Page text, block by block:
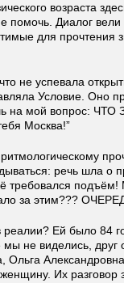
возраста
помочь. Диалог
для прочтения
не успевала
Условие. Оно
на мой вопрос:
Москва!”
речь шла о
требовался подъём!
за этим???
реалии? Ей было 84
не виделись, друг
Ольга
Их разговор